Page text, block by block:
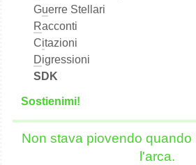
Guerre Stellari
Racconti
Citazioni
Digressioni
SDK
Sostienimi!
Non stava piovendo quando
l'arca.